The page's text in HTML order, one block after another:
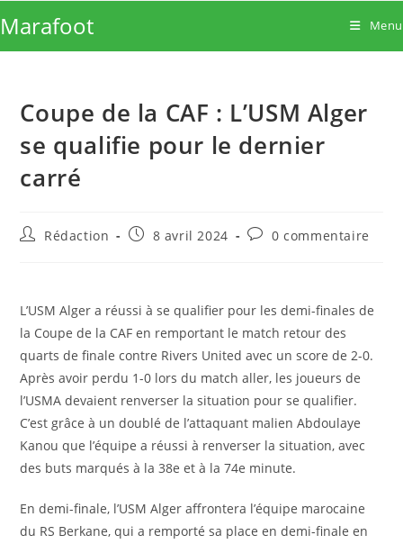
to
content
Marafoot Menu
Coupe de la CAF : L’USM Alger
se qualifie pour le dernier
carré
Auteur/autrice
Rédaction
Publication
8 avril 2024
Commentaires
0 commentaire
L’USM Alger a réussi à se qualifier pour les demi-finales de
la Coupe de la CAF en remportant le match retour des
quarts de finale contre Rivers United avec un score de 2-0.
Après avoir perdu 1-0 lors du match aller, les joueurs de
l’USMA devaient renverser la situation pour se qualifier.
C’est grâce à un doublé de l’attaquant malien Abdoulaye
Kanou que l’équipe a réussi à renverser la situation, avec
des buts marqués à la 38e et à la 74e minute.
En demi-finale, l’USM Alger affrontera l’équipe marocaine
du RS Berkane, qui a remporté sa place en demi-finale en